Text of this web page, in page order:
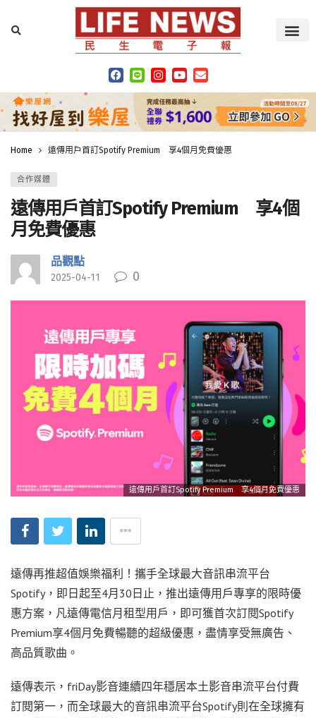
Home 遠傳用戶首訂Spotify Premium 享4個月免費優惠
合作媒體
遠傳用戶首訂Spotify Premium 享4個
月免費優惠
品觀點
2025-04-11 0
遠傳用戶首訂Spotify Premium 享4個月免費優惠
遠傳再推超值娛樂福利！攜手全球最大音訊串流平台
Spotify，即日起至4月30日止，推出遠傳用戶專享的限時優
惠方案，凡遠傳電信月租型用戶，即可獲首次訂閱Spotify
Premium享4個月免費暢聽的超級優惠，盡情享受無廣告、
高品質歌曲。
遠傳表示，friDay影音連續四年穩居本土影音串流平台付費
訂閱第一，而全球最大的音訊串流平台Spotify則在全球擁有